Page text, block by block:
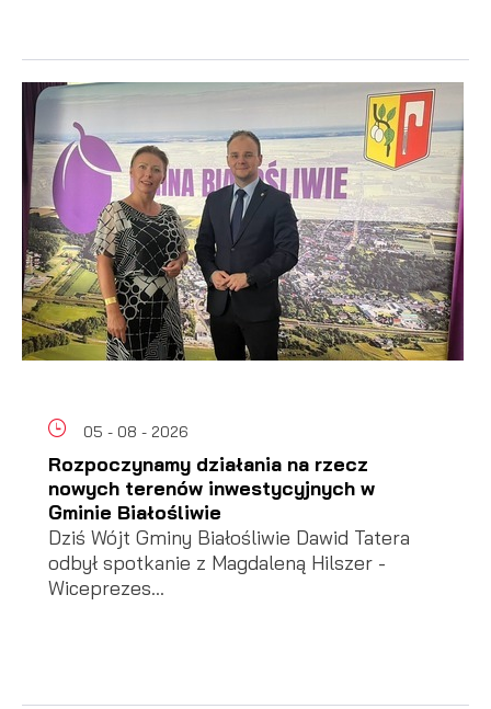
05 - 08 - 2026
Rozpoczynamy działania na rzecz
nowych terenów inwestycyjnych w
Gminie Białośliwie
Dziś Wójt Gminy Białośliwie Dawid Tatera
odbył spotkanie z Magdaleną Hilszer -
Wiceprezes...